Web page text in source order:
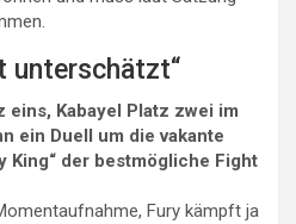
unterschätzt“
Kabayel Platz zwei im
ein Duell um die vakante
King“ der bestmögliche Fight
Fury kämpft ja